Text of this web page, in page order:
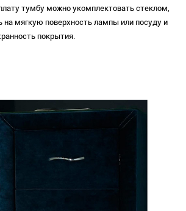
тумбу можно укомплектовать стеклом,
на мягкую поверхность лампы или посуду и
покрытия.